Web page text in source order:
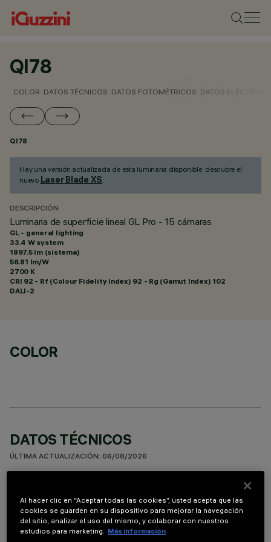
QI78
COLOR DATOS TÉCNICOS DATOS FOTOMÉTRICOS DATOS
QI78
Hay una versión actualizada de esta luminaria disponible: descubre el
nuevo Laser Blade XS.
DESCRIPCIÓN
Luminaria de superficie lineal GL Pro - 15 cámaras
GL - general lighting
33.4 W system
1897.5 lm (sistema)
56.81 lm/W
2700 K
CRI 92 - Rf (Colour Fidelity Index) 92 - Rg (Gamut Index) 102
DALI-2
COLOR
DATOS TÉCNICOS
ÚLTIMA ACTUALIZACIÓN: 06/08/2026
Luminaria para instalación en techo de 15 elementos ópticos
para lámparas LED - ópticas fijas con reflectores Opti-Beam
de alta definición en material termoplástico metalizado. Pese
Al hacer clic en “Aceptar todas las cookies”, usted acepta que las
cookies se guarden en su dispositivo para mejorar la navegación
del sitio, analizar el uso del mismo, y colaborar con nuestros
estudios para marketing. Más información